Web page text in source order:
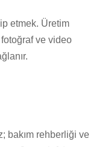
etmek. Üretim
fotoğraf ve video
bakım rehberliği ve